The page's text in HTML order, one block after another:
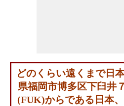
どのくらい遠くまで日
県福岡市博多区下臼井
(FUK)からである日本